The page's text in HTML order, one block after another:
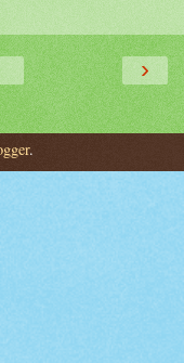
›
.